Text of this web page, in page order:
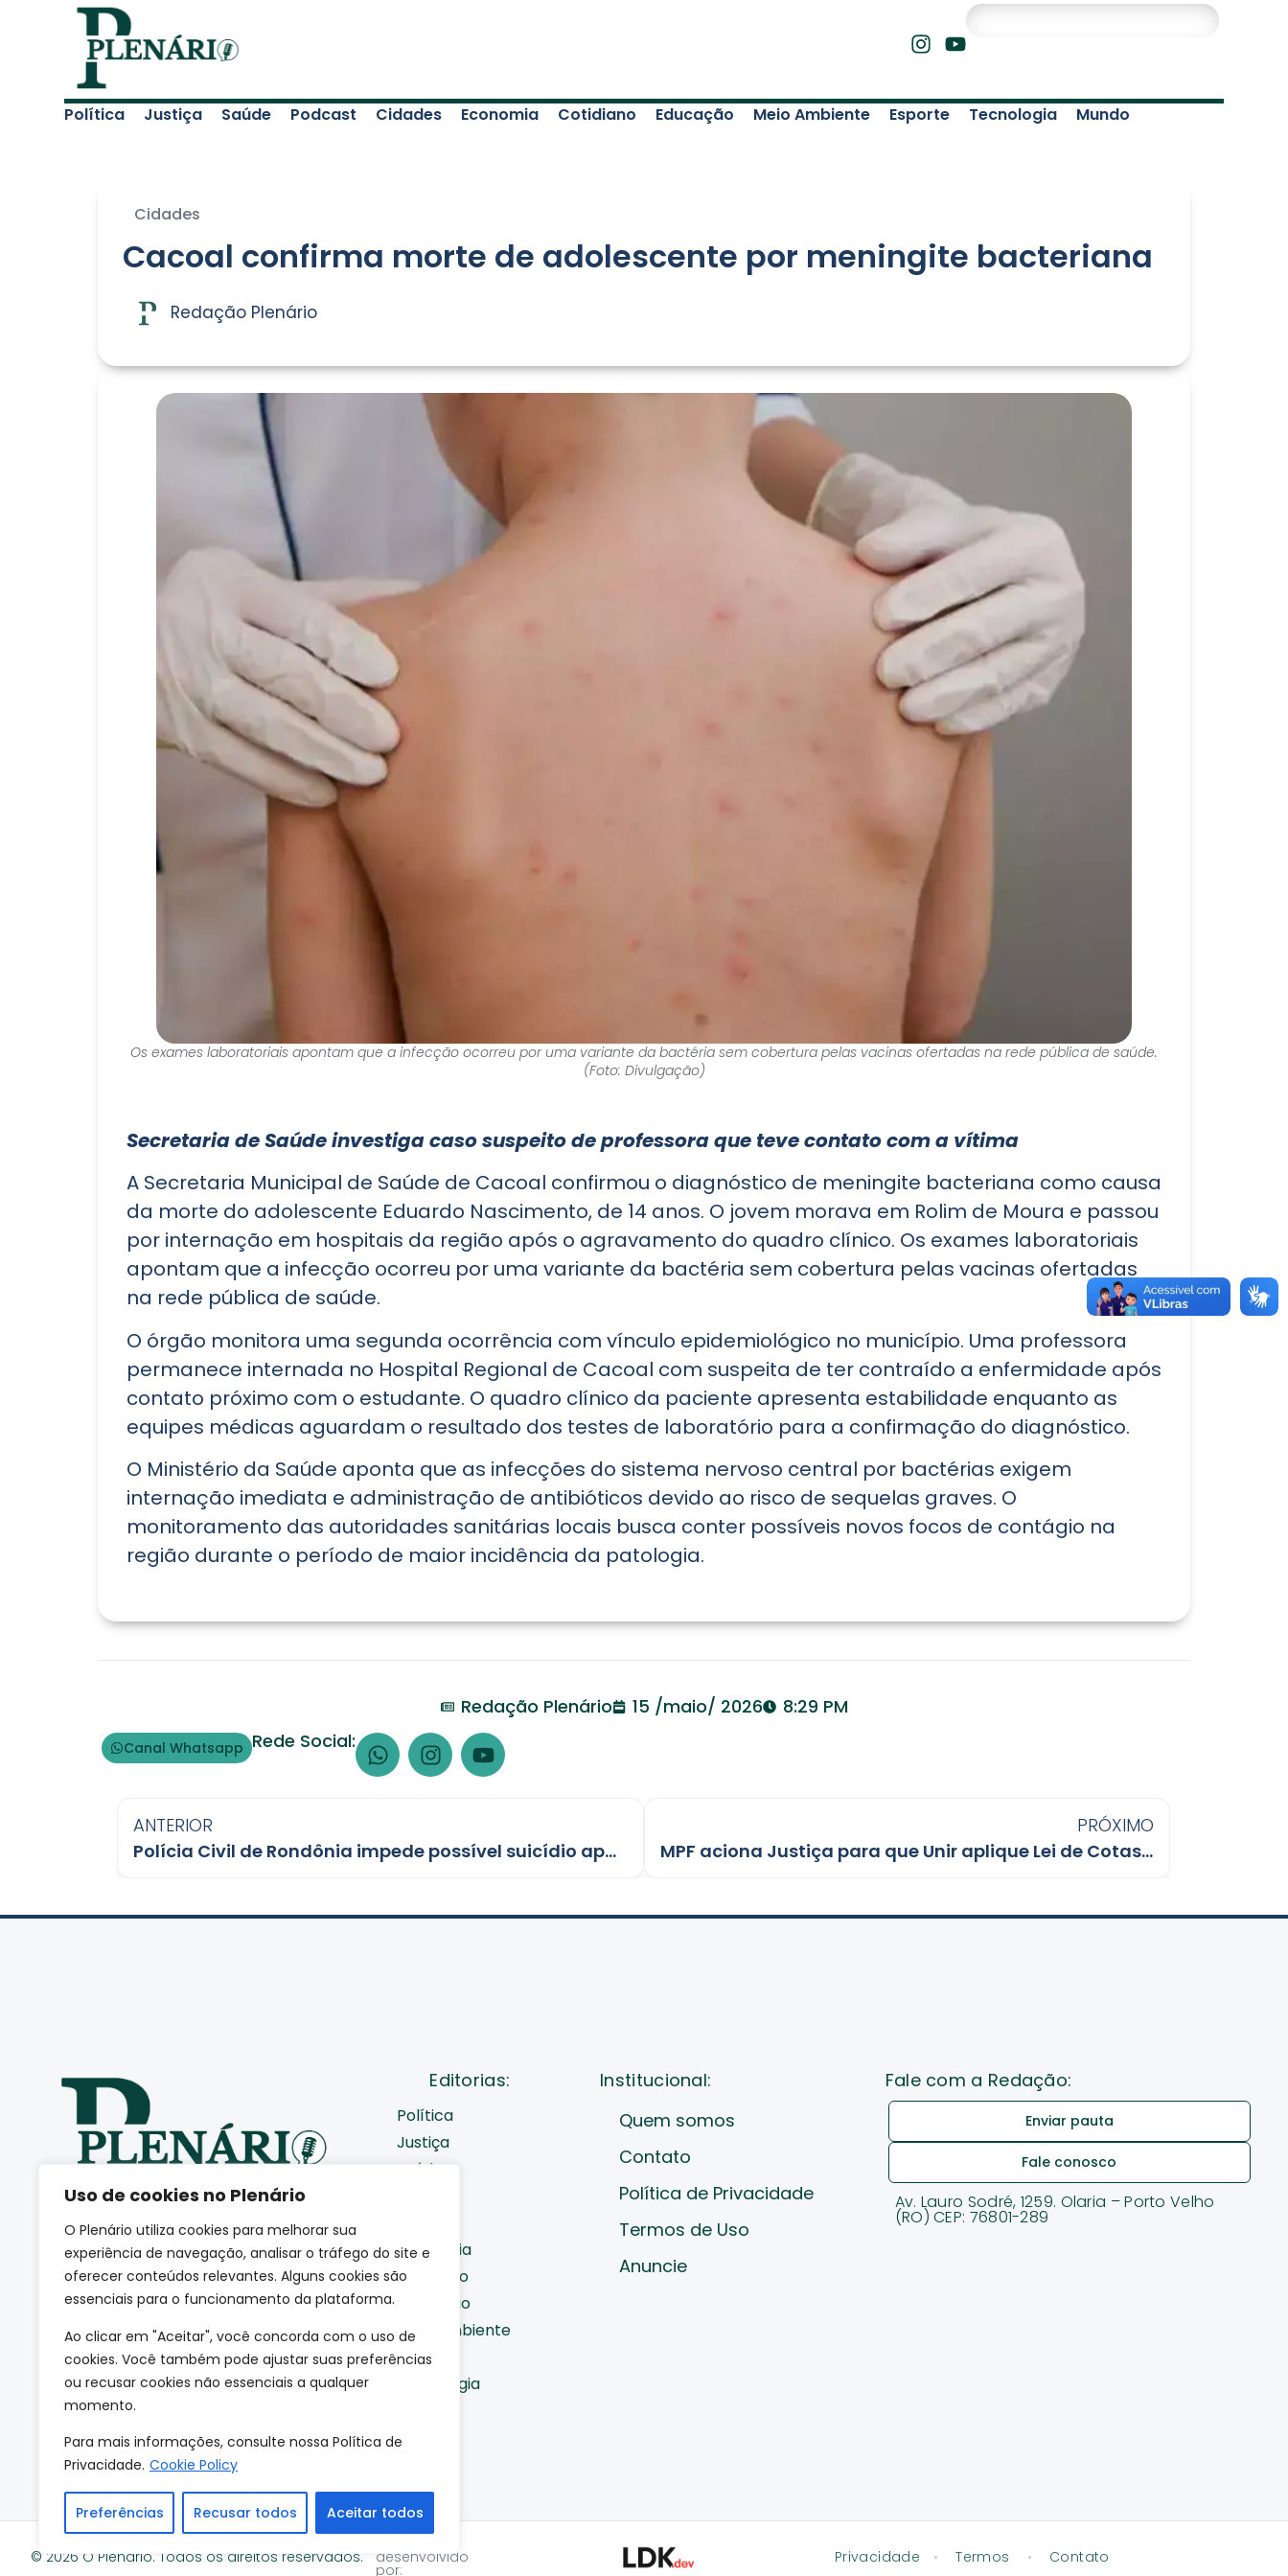
Uso de cookies no Plenário
O Plenário utiliza cookies para melhorar sua
experiência de navegação, analisar o tráfego do site e
oferecer conteúdos relevantes. Alguns cookies são
essenciais para o funcionamento da plataforma.
Ao clicar em "Aceitar", você concorda com o uso de
cookies. Você também pode ajustar suas preferências
ou recusar cookies não essenciais a qualquer
momento.
Para mais informações, consulte nossa Política de
Privacidade. Cookie Policy
Preferências Recusar todos Aceitar todos
Política Justiça Saúde Podcast Cidades Economia Cotidiano Educação Meio Ambiente Esporte Tecnologia Mundo
Cidades
Cacoal confirma morte de adolescente por meningite bacteriana
Redação Plenário
Os exames laboratoriais apontam que a infecção ocorreu por uma variante da bactéria sem cobertura pelas vacinas ofertadas na rede pública de saúde.
(Foto: Divulgação)
Secretaria de Saúde investiga caso suspeito de professora que teve contato com a vítima
A Secretaria Municipal de Saúde de Cacoal confirmou o diagnóstico de meningite bacteriana como causa
da morte do adolescente Eduardo Nascimento, de 14 anos. O jovem morava em Rolim de Moura e passou
por internação em hospitais da região após o agravamento do quadro clínico. Os exames laboratoriais
apontam que a infecção ocorreu por uma variante da bactéria sem cobertura pelas vacinas ofertadas
na rede pública de saúde.
O órgão monitora uma segunda ocorrência com vínculo epidemiológico no município. Uma professora
permanece internada no Hospital Regional de Cacoal com suspeita de ter contraído a enfermidade após
contato próximo com o estudante. O quadro clínico da paciente apresenta estabilidade enquanto as
equipes médicas aguardam o resultado dos testes de laboratório para a confirmação do diagnóstico.
O Ministério da Saúde aponta que as infecções do sistema nervoso central por bactérias exigem
internação imediata e administração de antibióticos devido ao risco de sequelas graves. O
monitoramento das autoridades sanitárias locais busca conter possíveis novos focos de contágio na
região durante o período de maior incidência da patologia.
Redação Plenário 15 /maio/ 2026 8:29 PM
Canal Whatsapp Rede Social:
ANTERIOR
Polícia Civil de Rondônia impede possível suicídio após alerta internacional
PRÓXIMO
MPF aciona Justiça para que Unir aplique Lei de Cotas em vagas remanescentes
Somos uma agência de
jornalismo autoral que
acompanha de perto como a
sociedade se movimenta.
(CNPJ: 66.665.801/0001-84)
Editorias:
Política
Justiça
Saúde
Economia
Cotidiano
Educação
Meio Ambiente
Esporte
Tecnologia
Institucional:
Quem somos
Contato
Política de Privacidade
Termos de Uso
Anuncie
Fale com a Redação:
Enviar pauta
Fale conosco
Av. Lauro Sodré, 1259. Olaria – Porto Velho
(RO) CEP: 76801-289
© 2026 O Plenário. Todos os direitos reservados. desenvolvido
por:
Privacidade • Termos • Contato